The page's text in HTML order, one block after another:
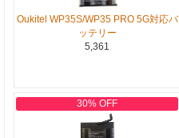
Oukitel WP35S/WP35 PRO 5G対応バ
ッテリー
5,361
30% OFF